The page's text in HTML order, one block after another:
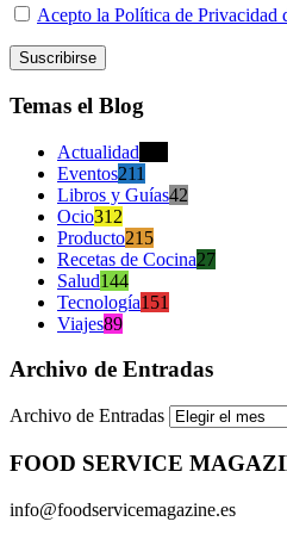
Acepto la Política de Privacidad
Temas el Blog
Actualidad
Eventos211
Libros y Guías42
Ocio312
Producto215
Recetas de Cocina27
Salud144
Tecnología151
Viajes89
Archivo de Entradas
Archivo de Entradas
FOOD SERVICE
info@foodservicemagazine.es